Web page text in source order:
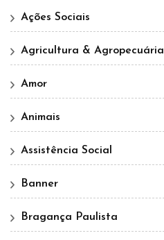
Ações Sociais
Agricultura & Agropecuária
Amor
Animais
Assistência Social
Banner
Bragança Paulista